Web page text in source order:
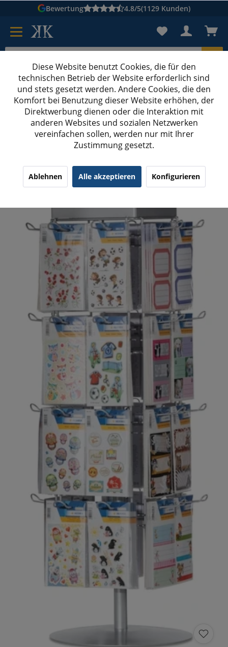
Bewertung 4.8/5(1129 Kunden)
Karton suchen
Kartons bedruckenKartons nach Maß
Warenpräsentation & Displays
HERMA 7956 Theken-Einzeldrehständer für
Diese Website benutzt Cookies, die für den
technischen Betrieb der Website erforderlich sind
und stets gesetzt werden. Andere Cookies, die den
Komfort bei Benutzung dieser Website erhöhen, der
Direktwerbung dienen oder die Interaktion mit
anderen Websites und sozialen Netzwerken
vereinfachen sollen, werden nur mit Ihrer
Zustimmung gesetzt.
Ablehnen Alle akzeptieren Konfigurieren